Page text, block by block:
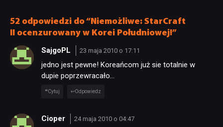
52 odpowiedzi do “Niemożliwe: StarCraft
II ocenzurowany w Korei Południowej!”
SajgoPL 23 maja 2010 o 17:11
jedno jest pewne! Koreańcom już sie totalnie w
dupie poprzewracało…
Cytuj Odpowiedz
Cioper 24 maja 2010 o 04:47